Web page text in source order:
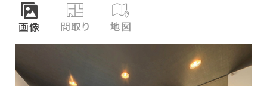
画像 間取り 地図